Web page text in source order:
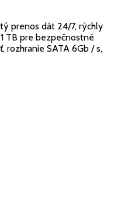
prenos dát 24/7, rýchly
TB pre bezpečnostné
rozhranie SATA 6Gb / s,